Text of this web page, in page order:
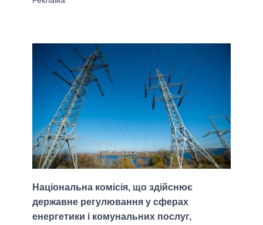
Національна комісія, що здійснює
державне регулювання у сферах
енергетики і комунальних послуг,